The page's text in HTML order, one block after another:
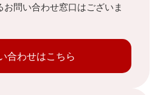
お問い合わせ窓口はございま
合わせはこちら